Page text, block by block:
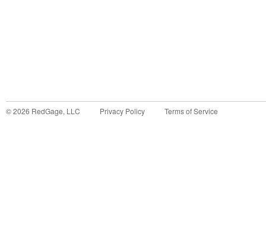
©2026 RedGage, LLC Privacy Policy Terms of Service